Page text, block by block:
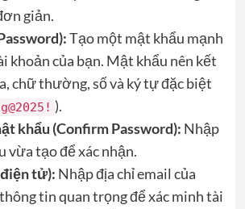
giản.
Tạo một mật khẩu mạnh
khoản của bạn. Mật khẩu nên kết
chữ thường, số và ký tự đặc biệt
).
khẩu (Confirm Password): Nhập
vừa tạo để xác nhận.
tử): Nhập địa chỉ email của
tin quan trọng để xác minh tài